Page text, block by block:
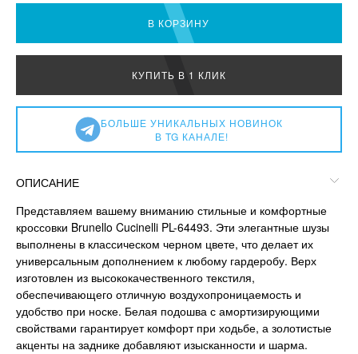
В КОРЗИНУ
КУПИТЬ В 1 КЛИК
БОЛЬШЕ УНИКАЛЬНЫХ НОВИНОК
В TG КАНАЛЕ!
ОПИСАНИЕ
Представляем вашему вниманию стильные и комфортные
кроссовки Brunello Cucinelli PL-64493. Эти элегантные шузы
выполнены в классическом черном цвете, что делает их
универсальным дополнением к любому гардеробу. Верх
изготовлен из высококачественного текстиля,
обеспечивающего отличную воздухопроницаемость и
удобство при носке. Белая подошва с амортизирующими
свойствами гарантирует комфорт при ходьбе, а золотистые
акценты на заднике добавляют изысканности и шарма.